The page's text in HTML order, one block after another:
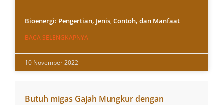
Bioenergi: Pengertian, Jenis, Contoh, dan Manfaat
BACA SELENGKAPNYA
10 November 2022
Butuh migas Gajah Mungkur dengan